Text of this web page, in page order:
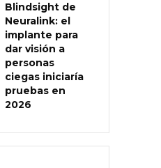
Blindsight de
Neuralink: el
implante para
dar visión a
personas
ciegas iniciaría
pruebas en
2026